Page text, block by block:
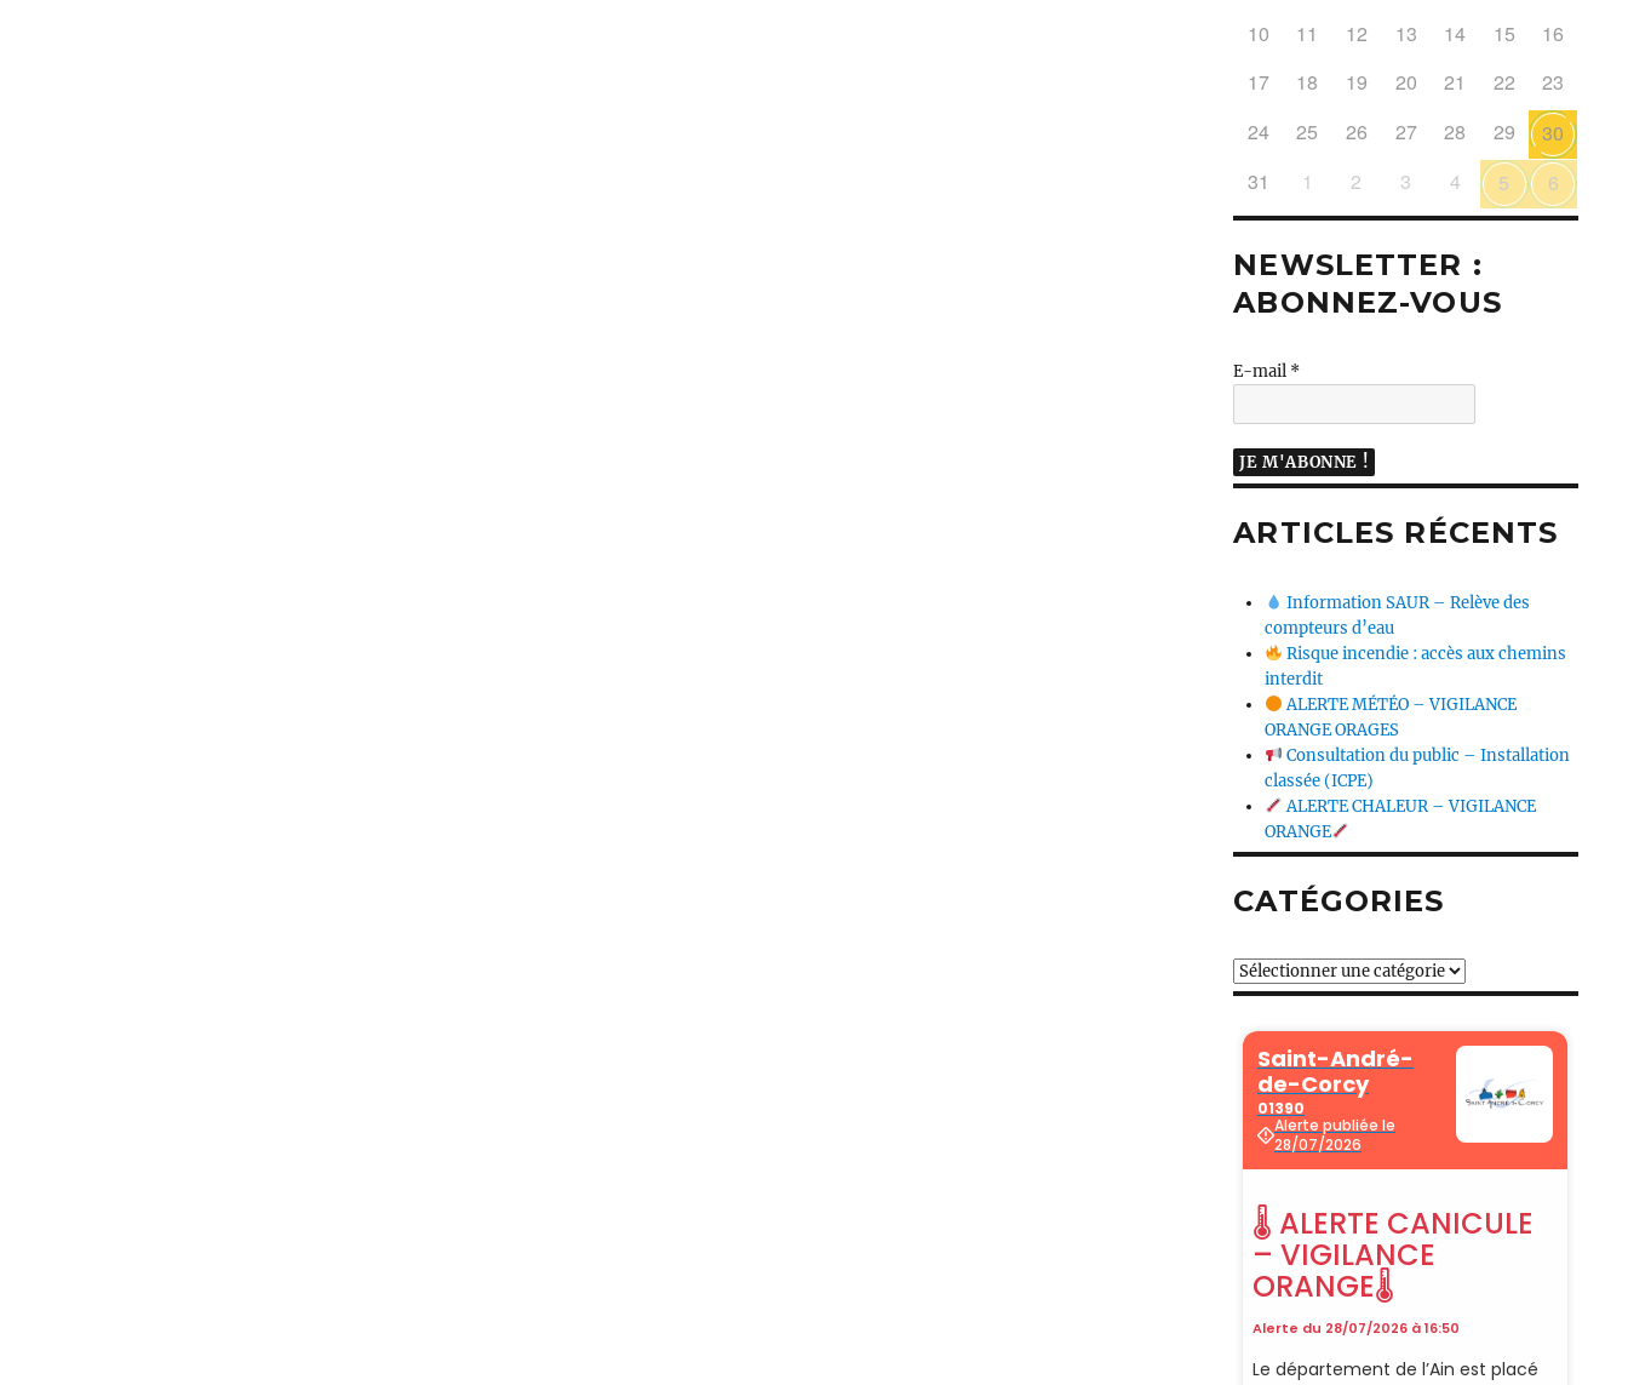
10
11 12 13 14 15
16
17
18 19 20 21 22
23
24
25 26 27 28 29
30
31
1 2 3 4 5 6
NEWSLETTER :
ABONNEZ-VOUS
E-mail *
ARTICLES RÉCENTS
Information SAUR – Relève des
compteurs d’eau
Risque incendie : accès aux chemins
interdit
ALERTE MÉTÉO – VIGILANCE
ORANGE ORAGES
Consultation du public – Installation
classée (ICPE)
ALERTE CHALEUR – VIGILANCE
ORANGE
CATÉGORIES
Catégories